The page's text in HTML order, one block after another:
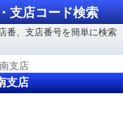
支店コード検索
番、支店番号を簡単に検索
支店
支店